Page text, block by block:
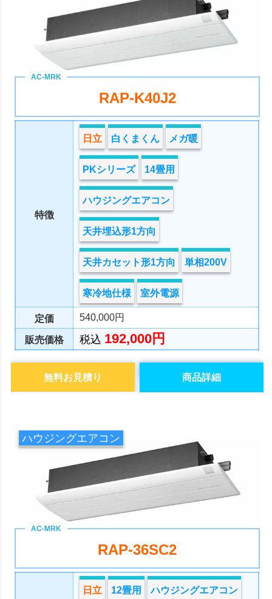
RAP-K40J2
特徴
日立 白くまくん メガ暖
PKシリーズ 14畳用
ハウジングエアコン
天井埋込形1方向
天井カセット形1方向 単相200V
寒冷地仕様 室外電源
定価 540,000円
販売価格 税込 192,000円
商品詳細
無料お見積り
ハウジングエアコン
RAP-36SC2
日立 12畳用 ハウジングエアコン